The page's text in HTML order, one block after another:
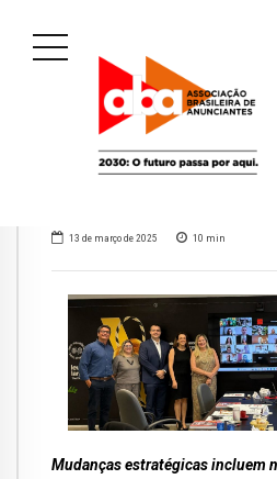
13 de março de 2025 10 min
Mudanças estratégicas incluem